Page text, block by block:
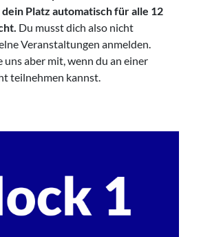
Platz automatisch für alle 12
Du musst dich also nicht
Veranstaltungen anmelden.
aber mit, wenn du an einer
teilnehmen kannst.